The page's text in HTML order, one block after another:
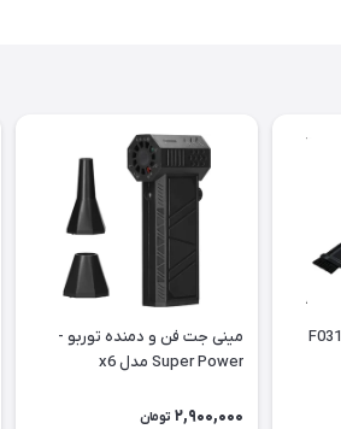
جت فن و جاروبرقی مدل F031
مینی جت فن و دمنده توربو -
Super Power مدل x6
2,900,000 تومان